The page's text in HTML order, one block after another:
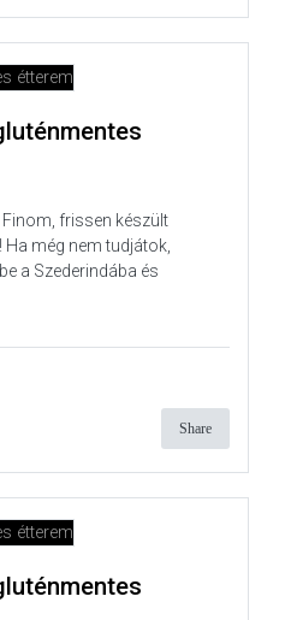
Finom, frissen készült
Ha még nem tudjátok,
a Szederindába és
Share